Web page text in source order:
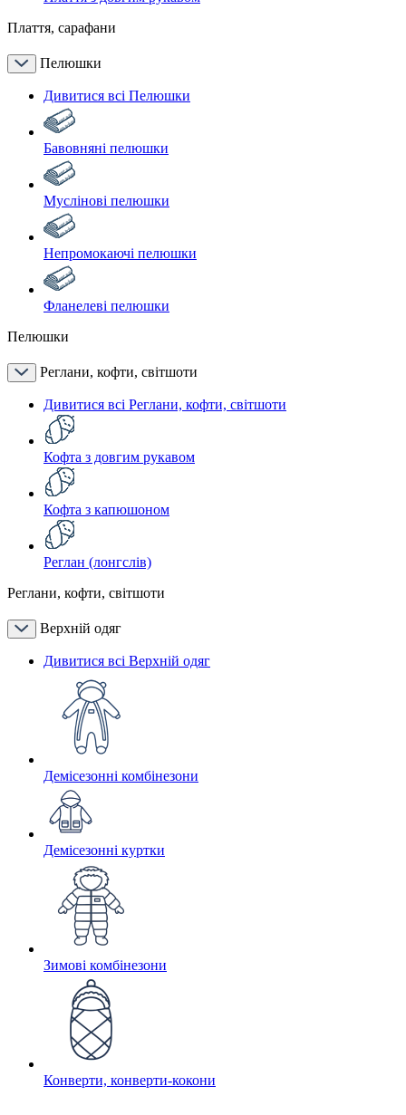
Плаття, сарафани
Пелюшки
Дивитися всі Пелюшки
Бавовняні пелюшки
Муслінові пелюшки
Непромокаючі пелюшки
Фланелеві пелюшки
Пелюшки
Реглани, кофти, світшоти
Дивитися всі Реглани, кофти, світшоти
Кофта з довгим рукавом
Кофта з капюшоном
Реглан (лонгслів)
Реглани, кофти, світшоти
Верхній одяг
Дивитися всі Верхній одяг
Демісезонні комбінезони
Демісезонні куртки
Зимові комбінезони
Конверти, конверти-кокони